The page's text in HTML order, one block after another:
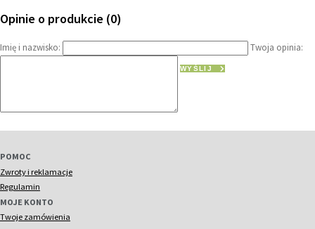
Opinie o produkcie (0)
Imię i nazwisko: Twoja opinia:
WYŚLIJ
POMOC
Zwroty i reklamacje
Regulamin
MOJE KONTO
Twoje zamówienia